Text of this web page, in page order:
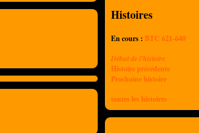
Histoires
En cours : BTC 621-640
Début de l'histoire
Histoire précédente
Prochaine histoire
toutes les histoires